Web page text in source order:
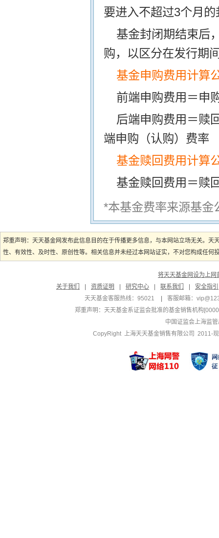
要进入不超过3个月
基金封闭期结束后
购，以区分在发行期
基金申购费用计算
前端申购费用＝申
后端申购费用＝赎
端申购（认购）费率
基金赎回费用计算
基金赎回费用＝赎
*本基金费率来源基金
郑重声明：天天基金网发布此信息目的在于传播更多信息，与本网站立场无关。
性、有效性、及时性、原创性等。相关信息并未经过本网站证实，不对您构成任
将天天基金网设为上网
关于我们
资质证明 研究中心 联系我们
安全指引
天天基金客服热线：95021
客服邮箱：
郑重声明：天天基金系证监会批准的基金销售机构
中国证监会上海监
CopyRight 上海天天基金销售有限公司 2011-